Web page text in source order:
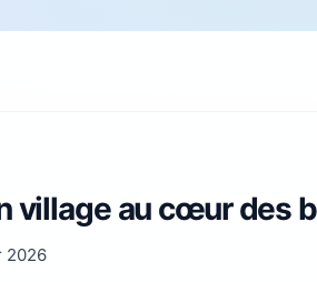
village au cœur des
2026